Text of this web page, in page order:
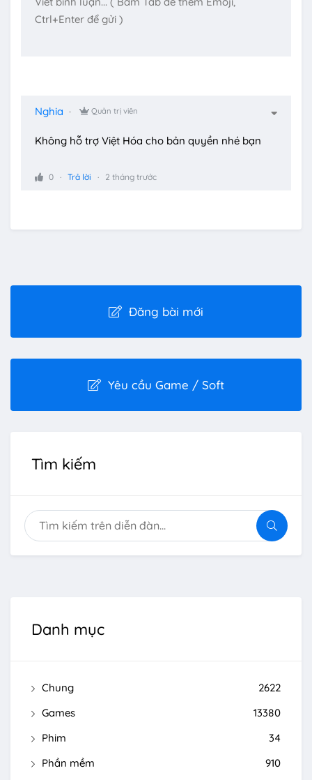
Nghia Quản trị viên
Không hỗ trợ Việt Hóa cho bản quyền nhé bạn
0 Trả lời 2 tháng trước
Đăng bài mới
Yêu cầu Game / Soft
Tìm kiếm
Danh mục
Chung
2622
Games
13380
Phim
34
Phần mềm
910